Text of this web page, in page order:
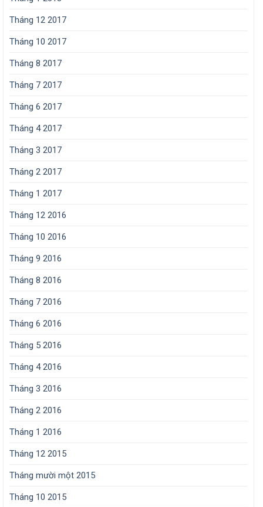
Tháng 12 2017
Tháng 10 2017
Tháng 8 2017
Tháng 7 2017
Tháng 6 2017
Tháng 4 2017
Tháng 3 2017
Tháng 2 2017
Tháng 1 2017
Tháng 12 2016
Tháng 10 2016
Tháng 9 2016
Tháng 8 2016
Tháng 7 2016
Tháng 6 2016
Tháng 5 2016
Tháng 4 2016
Tháng 3 2016
Tháng 2 2016
Tháng 1 2016
Tháng 12 2015
Tháng mười một 2015
Tháng 10 2015